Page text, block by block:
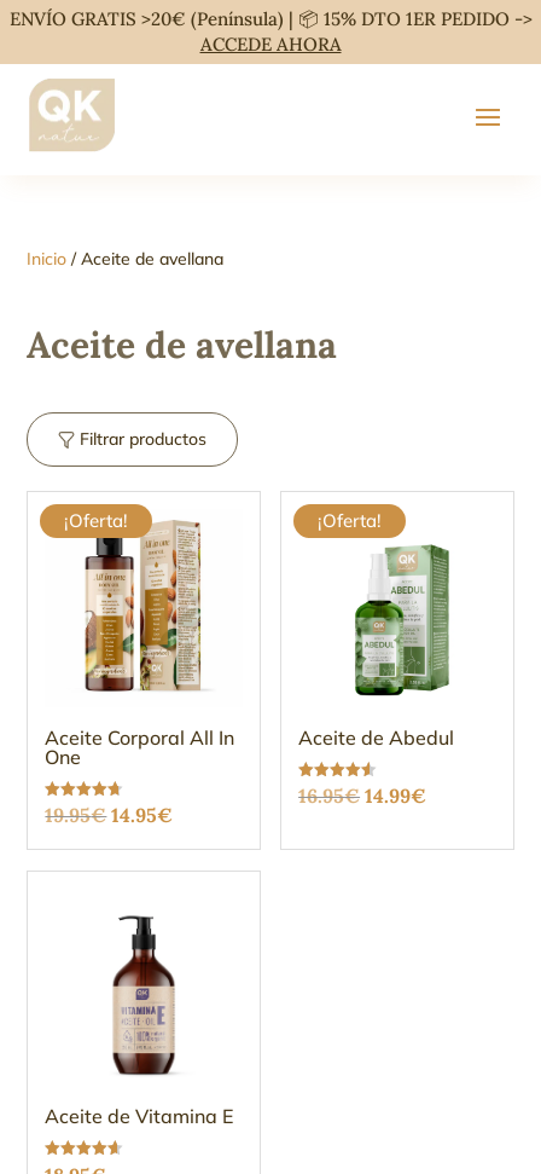
ENVÍO GRATIS >20€ (Península) | 📦 15% DTO 1ER PEDIDO ->
ACCEDE AHORA
Inicio / Aceite de avellana
Aceite de avellana
Filtrar productos
¡Oferta!
Aceite Corporal All In
One
Valorado
con
de 5
19.95€El
precio
original
era:
19.95€.
14.95€
precio
actual
¡Oferta!
Aceite de Abedul
Valorado
con
16.95€ El
14.99€
Aceite de Vitamina E
Valorado